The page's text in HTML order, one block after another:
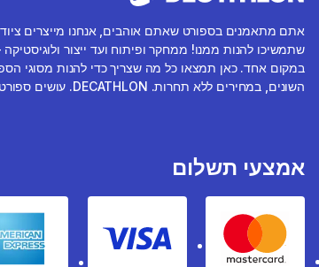
אתם מתאמנים בספורט שאתם אוהבים, אנחנו מייצרים ציוד
שתמשיכו להנות ממנו! ממחקר ופיתוח ועד ייצור
במקום אחד. כאן תמצאו כל מה שצריך כדי להנות מסוגי
השונים, במחירים ללא תחרות. DECATHLON. עושים ספורט יחד!
אמצעי תשלום
Mastercard
Visa